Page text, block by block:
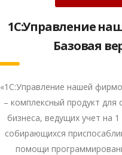
1С:Управление
Базовая
«1С:Управление нашей
– комплексный продукт для
бизнеса, ведущих учет на
собирающихся
помощи